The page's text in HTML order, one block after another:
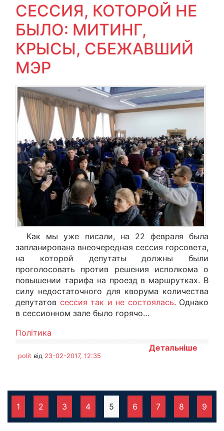
СЕССИЯ, КОТОРОЙ НЕ
БЫЛО: МИТИНГ,
КРЫСЫ, СБЕЖАВШИЙ
МЭР
Как мы уже писали, на 22 февраля была
запланирована внеочередная сессия горсовета,
на которой депутаты должны были
проголосовать против решения исполкома о
повышении тарифа на проезд в маршрутках. В
силу недостаточного для кворума количества
депутатов сессия так и не состоялась. Однако
в сессионном зале было горячо…
Політика
Детальніше
polit від 23-02-2017, 12:35
1 2 3 4 5 6 7 8 9